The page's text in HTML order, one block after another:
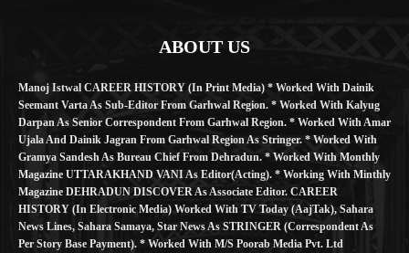
ABOUT US
Manoj Istwal CAREER HISTORY (in Print Media) * Worked With Dainik
Seemant Varta As Sub-Editor From Garhwal Region. * Worked With Kalyug
Darpan As Senior Correspondent From Garhwal Region. * Worked With Amar
Ujala And Dainik Jagran From Garhwal Region As Stringer. * Worked With
Gramya Sandesh As Bureau Chief From Dehradun. * Worked With Monthly
Magazine UTTARAKHAND VANI As Editor(Acting). * Working With Minthly
Magazine DEHRADUN DISCOVER As Associate Editor. CAREER
HISTORY (in Electronic Media) Worked With TV Today (AajTak), Sahara
News Lines, Sahara Samaya, Star News As STRINGER (Correspondent As
Per Story Base Payment). * Worked With M/S Poorab Media Pvt. Ltd